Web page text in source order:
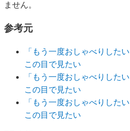
ません。
参考元
「もう一度おしゃべりした
この目で見たい
「もう一度おしゃべりした
この目で見たい
「もう一度おしゃべりした
この目で見たい